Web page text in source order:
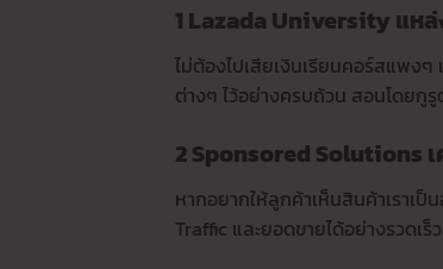
1 Lazada University แห
ไม่ต้องไปเสียเงินเรียนคอร์สแพงๆ
ต่างๆ ไว้อย่างครบถ้วน สอนโดยกูรู
2 Sponsored Solutions
หากอยากให้ลูกค้าเห็นสินค้าเราเ
Traffic และยอดขายได้อย่างรวดเร็ว